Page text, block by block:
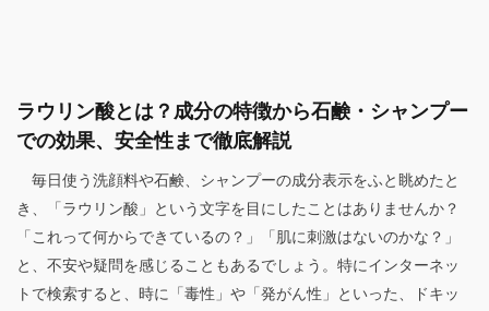
ラウリン酸とは？成分の特徴から石鹸・シャンプー
での効果、安全性まで徹底解説
毎日使う洗顔料や石鹸、シャンプーの成分表示をふと眺めたと
き、「ラウリン酸」という文字を目にしたことはありませんか？
「これって何からできているの？」「肌に刺激はないのかな？」
と、不安や疑問を感じることもあるでしょう。特にインターネッ
トで検索すると、時に「毒性」や「発がん性」といった、ドキッ